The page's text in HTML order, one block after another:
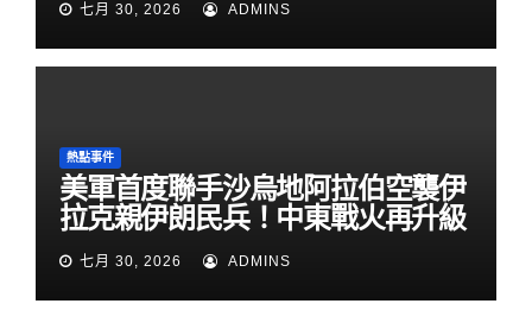
七月 30, 2026 ADMINS
熱點事件
美軍首度聯手沙烏地阿拉伯空襲伊
拉克親伊朗民兵！中東戰火再升級
七月 30, 2026 ADMINS